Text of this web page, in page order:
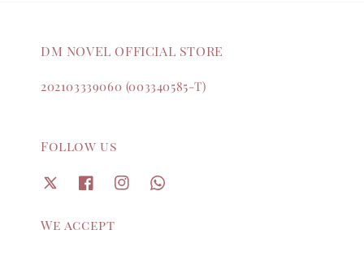
DM NOVEL OFFICIAL STORE
202103339060 (003340585-T)
Follow us
We accept